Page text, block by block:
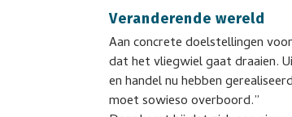
Veranderende wereld
Aan concrete doelstellingen
dat het vliegwiel gaat draaien.
en handel nu hebben
moet sowieso overboord.”